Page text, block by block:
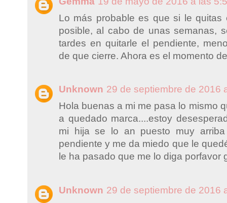
Lo más probable es que si le quitas
posible, al cabo de unas semanas,
tardes en quitarle el pendiente,
de que cierre. Ahora es el momento
Unknown 29 de septiembre de 2016
Hola buenas a mi me pasa lo mismo
a quedado marca....estoy
mi hija se lo an puesto muy
pendiente y me da miedo que le
le ha pasado que me lo diga porfavor
Unknown 29 de septiembre de 2016